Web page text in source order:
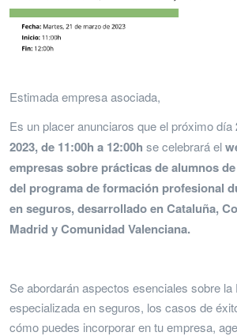
Estimada empresa asociada,
Es un placer anunciaros que el próximo día
2023, de 11:00h a 12:00h se celebrará el
empresas sobre prácticas de alumnos
del programa de formación profesional
en seguros, desarrollado en Cataluña,
Madrid y Comunidad Valenciana.
Se abordarán aspectos esenciales sobre la
especializada en seguros, los casos de
cómo puedes incorporar en tu empresa,